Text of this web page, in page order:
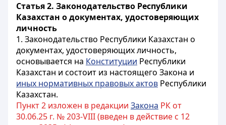
Статья 2. Законодательство Республики
Казахстан о документах, удостоверяющих
личность
1. Законодательство Республики Казахстан о
документах, удостоверяющих личность,
основывается на Конституции Республики
Казахстан и состоит из настоящего Закона и
иных нормативных правовых актов Республики
Казахстан.
Пункт 2 изложен в редакции Закона РК от
30.06.25 г. № 203-VIII (введен в действие с 12